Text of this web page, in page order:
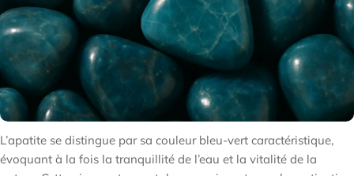
L’apatite se distingue par sa couleur bleu-vert caractéristique,
évoquant à la fois la tranquillité de l’eau et la vitalité de la